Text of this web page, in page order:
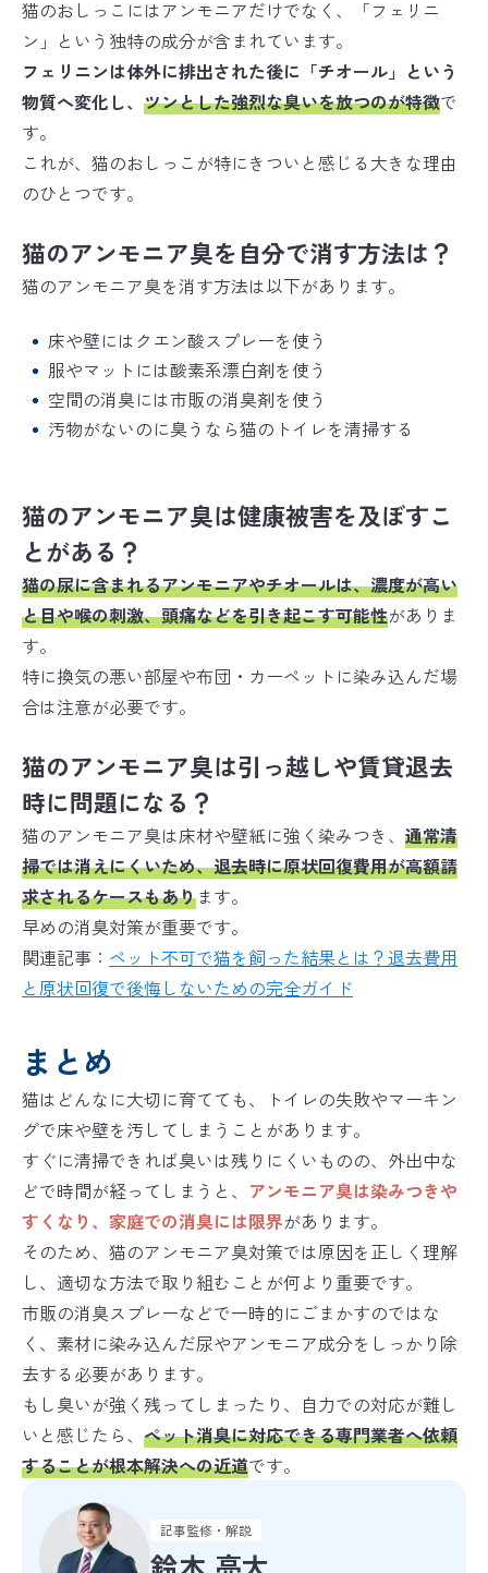
猫のおしっこにはアンモニアだけでなく、「フェリニ
ン」という独特の成分が含まれています。
フェリニンは体外に排出された後に「チオール」という
物質へ変化し、 ツンとした強烈な臭いを放つのが特徴で
す。
これが、猫のおしっこが特にきついと感じる大きな理由
のひとつです。
猫のアンモニア臭を自分で消す方法は？
猫のアンモニア臭を消す方法は以下があります。
床や壁にはクエン酸スプレーを使う
服やマットには酸素系漂白剤を使う
空間の消臭には市販の消臭剤を使う
汚物がないのに臭うなら猫のトイレを清掃する
猫のアンモニア臭は健康被害を及ぼすこ
とがある？
猫の尿に含まれるアンモニアやチオールは、濃度が高い
と目や喉の刺激、頭痛などを引き起こす可能性がありま
す。
特に換気の悪い部屋や布団・カーペットに染み込んだ場
合は注意が必要です。
猫のアンモニア臭は引っ越しや賃貸退去
時に問題になる？
猫のアンモニア臭は床材や壁紙に強く染みつき、 通常清
掃では消えにくいため、退去時に原状回復費用が高額請
求されるケースもあります。
早めの消臭対策が重要です。
関連記事： ペット不可で猫を飼った結果とは？退去費用
と原状回復で後悔しないための完全ガイド
まとめ
猫はどんなに大切に育てても、トイレの失敗やマーキン
グで床や壁を汚してしまうことがあります。
すぐに清掃できれば臭いは残りにくいものの、外出中な
どで時間が経ってしまうと、 アンモニア臭は染みつきや
すくなり、家庭での消臭には限界があります。
そのため、猫のアンモニア臭対策では原因を正しく理解
し、適切な方法で取り組むことが何より重要です。
市販の消臭スプレーなどで一時的にごまかすのではな
く、素材に染み込んだ尿やアンモニア成分をしっかり除
去する必要があります。
もし臭いが強く残ってしまったり、自力での対応が難し
いと感じたら、 ペット消臭に対応できる専門業者へ依頼
することが根本解決への近道です。
記事監修・解説